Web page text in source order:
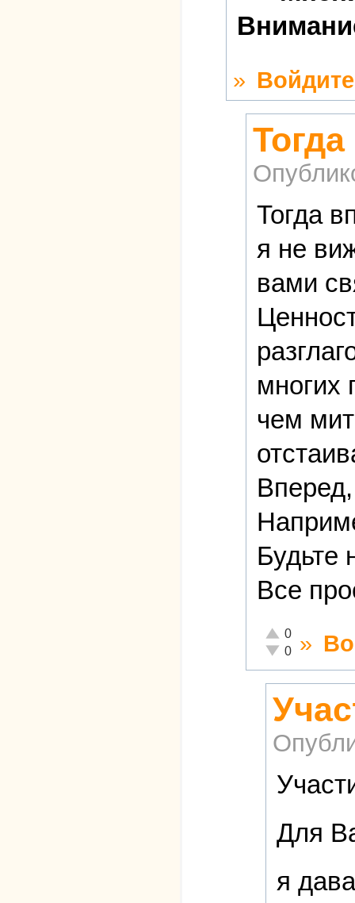
» Войдите
Тогда
я не
вами
многих
чем
Будьте
Все
Отлично!
0
Неадекватно!
0 »
Для
я